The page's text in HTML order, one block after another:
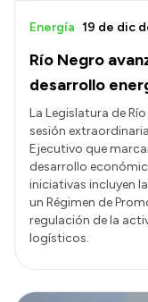
Río Negro
desarrollo
Energía 19 de dic
La Legislatura de
sesión
Ejecutivo que
desarrollo
iniciativas incluyen
un Régimen de
regulación de la
logísticos.